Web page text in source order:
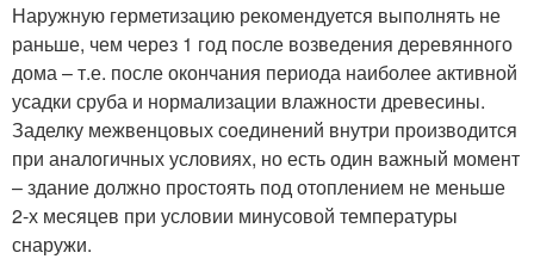
Наружную герметизацию рекомендуется выполнять не
раньше, чем через 1 год после возведения деревянного
дома – т.е. после окончания периода наиболее активной
усадки сруба и нормализации влажности древесины.
Заделку межвенцовых соединений внутри производится
при аналогичных условиях, но есть один важный момент
– здание должно простоять под отоплением не меньше
2-х месяцев при условии минусовой температуры
снаружи.